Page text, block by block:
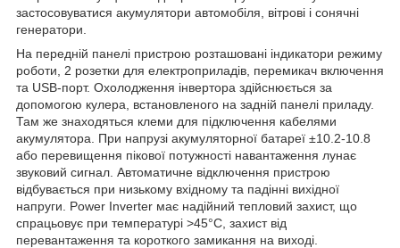
застосовуватися акумулятори автомобіля, вітрові і сонячні
генератори.
На передній панелі пристрою розташовані індикатори режиму
роботи, 2 розетки для електроприладів, перемикач включення
та USB-порт. Охолодження інвертора здійснюється за
допомогою кулера, встановленого на задній панелі приладу.
Там же знаходяться клеми для підключення кабелями
акумулятора. При напрузі акумуляторної батареї ±10.2-10.8
або перевищення пікової потужності навантаження лунає
звуковий сигнал. Автоматичне відключення пристрою
відбувається при низькому вхідному та падінні вихідної
напруги. Power Inverter має надійний тепловий захист, що
спрацьовує при температурі >45°C, захист від
перевантаження та короткого замикання на виході.